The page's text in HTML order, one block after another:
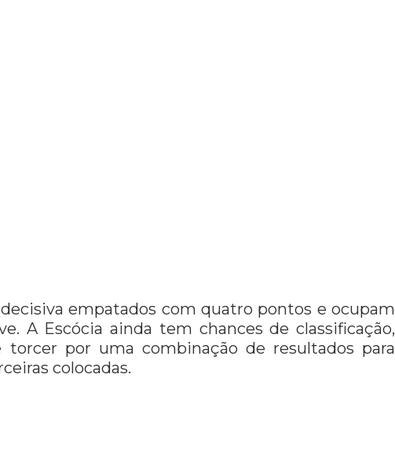
empatados com quatro pontos e ocupam
A Escócia ainda tem chances de classificação,
por uma combinação de resultados para
colocadas.